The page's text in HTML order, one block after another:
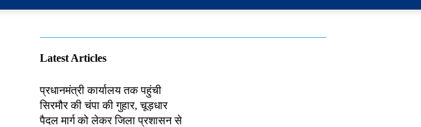
Latest Articles
प्रधानमंत्री कार्यालय तक पहुंची
सिरमौर की चंपा की गुहार, चूड़धार
पैदल मार्ग को लेकर जिला प्रशासन से